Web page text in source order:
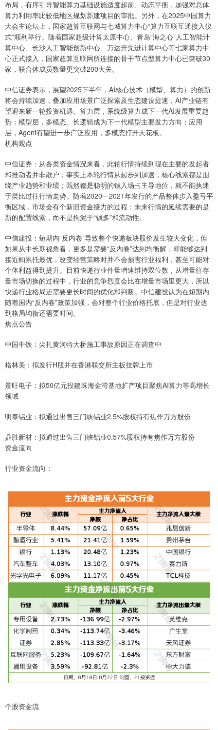
布局，有序引导智能算力基础设施适度超前、动态平衡，加强对总体
算力利用率比较低地区规划新建项目的审批。另外，在2025中国算力
大会主论坛上，国家超算互联网与七城算力中心“算力互联互通接入仪
式”顺利举行。随着国家超级计算太原中心、青岛“海之心”人工智能计
算中心、长沙人工智能创新中心、万达开先进计算中心等七家算力中
心正式接入，国家超算互联网所连接的骨干节点型算力中心已突破30
家，联合体成员数量更突破200大关。
中信证券表示，展望2025下半年，AI核心技术（模型、算力）的创新
将会持续加速，叠加应用场景广泛探索及生态建设提速，AI产业链有
望迎来新一轮投资机遇。算力层，系统级算力成下一代AI发展重要趋
势；模型层，多模态、长逻辑成为下一代模型主要发力方向；应用
层，Agent有望进一步广泛应用，多模态打开天花板。
机构观点
中信证券：从各类资金情况来看，此轮行情持续到现在主要的发起者
和推动者并非散户；事实上本轮行情从起步到加速，核心线索都是围
绕产业趋势和业绩；既然都是聪明的钱入场占主导地位，就不能执迷
于类比过往行情走势。随着2020—2021年发行的产品整体步入盈亏平
衡区域，市场会有个新旧资金接力的过程；未来行情的延续需要的是
新的配置线索，而不是拘泥于“钱多”和流动性。
中信建投：短期内“反内卷”导致整个快递板块股价发生较大变化，但
如果从中长期视角看，更多是需要“反内卷”达到均衡解，即能够达到
接近帕累托最优，改变经营策略时并不会损害行业福利，甚至可能对
个体利益得到提升。目前快递行业件量增速维持双位数，从增量往存
量市场切换的过程中，行业的竞争烈度会比在增量市场里更大，所以
快递行业格局还需要更长时间的优化和判断。中信建投认为在短期内
随着国内“反内卷”政策加强，会对整个行业价格托底，但是对行业达
到格局均衡还需要时间。
焦点公告
中国中铁：尖扎黄河特大桥施工事故原因正在调查中
格林美：拟发行H股并在香港联交所主板挂牌上市
景旺电子：拟50亿元投建珠海金湾基地扩产项目聚焦AI算力等高增长
领域
明泰铝业：拟通过出售三门峡铝业2.5%股权持有焦作万方股份
鼎胜新材：拟通过出售三门峡铝业0.57%股权持有焦作万方股份
资金流向
行业资金流向：
个股资金流